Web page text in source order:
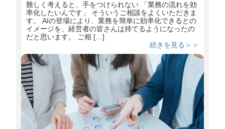
難しく考えると、手をつけられない 「業務の流れを効
率化したいんです」 そういうご相談をよくいただきま
す。 AIの登場により、業務を簡単に効率化できるとの
イメージを、経営者の皆さんは持てるようになったの
だと思います。 ご相 […]
続きを見る＞＞